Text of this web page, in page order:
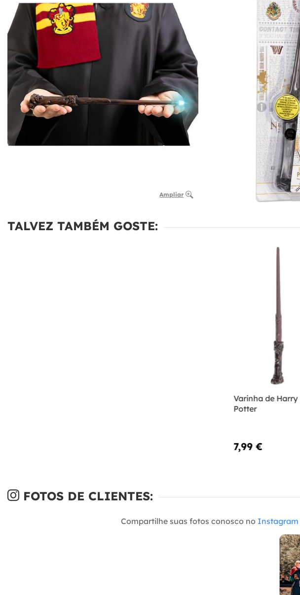
Ampliar
TALVEZ TAMBÉM GOSTE:
Varinha de Harry
Potter
7,99 €
FOTOS DE CLIENTES:
Compartilhe suas fotos conosco no Instagram